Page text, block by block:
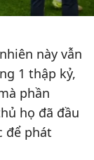
này vẫn
1 thập kỷ,
phần
họ đã đầu
để phát